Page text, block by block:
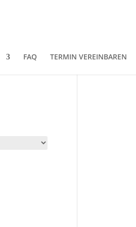
FAQ TERMIN VEREINBAREN